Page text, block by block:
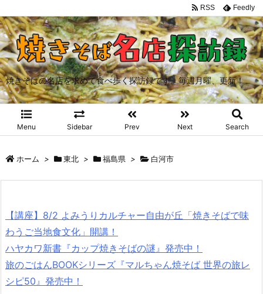
焼きそばの名店を求めて食べ歩く探訪録です。毎週月曜、更新！
Menu Sidebar Prev Next Search
RSS Feedly
ホーム > 東北 > 福島県 > 白河市
【講座】8/2 よみうりカルチャー自由が丘「焼きそばで味
わうご当地食文化」開講！
ハヤカワ新書『カップ焼きそばの謎』発売中！
旅のごはんBOOKシリーズ『マルちゃん焼そば 世界の旅レ
シピ50』発売中！